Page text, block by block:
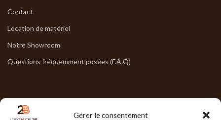
Gérer le consentement
Contact
Location de matériel
Notre Showroom
Questions fréquemment posées (F.A.Q)
NOS HORAIRES